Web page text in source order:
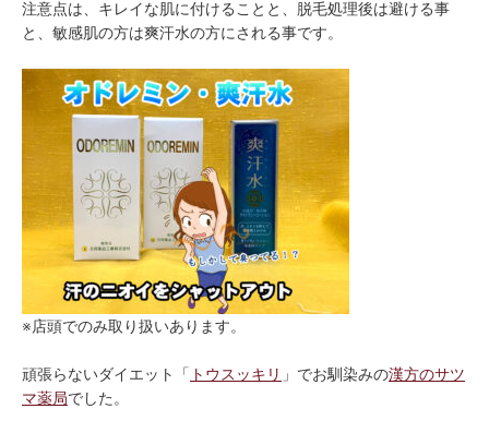
注意点は、キレイな肌に付けることと、脱毛処理後は避ける事
と、敏感肌の方は爽汗水の方にされる事です。
※店頭でのみ取り扱いあります。
頑張らないダイエット「 トウスッキリ 」でお馴染みの漢方のサツ
マ薬局でした。